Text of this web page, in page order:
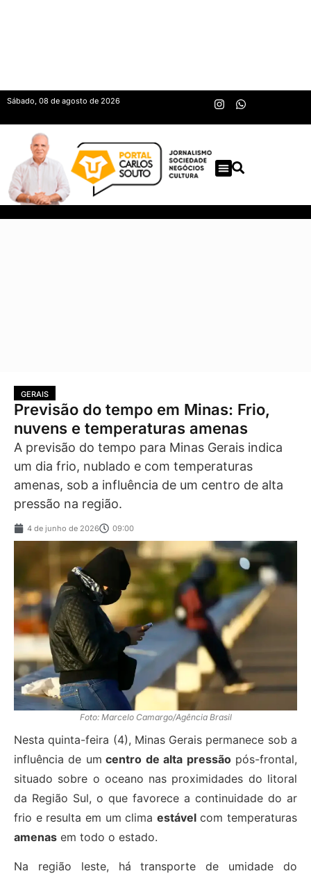
Sábado, 08 de agosto de 2026
GERAIS
Previsão do tempo em Minas: Frio,
nuvens e temperaturas amenas
A previsão do tempo para Minas Gerais indica
um dia frio, nublado e com temperaturas
amenas, sob a influência de um centro de alta
pressão na região.
4 de junho de 2026 09:00
Foto: Marcelo Camargo/Agência Brasil
Nesta quinta-feira (4), Minas Gerais permanece sob a
influência de um centro de alta pressãopós-frontal,
situado sobre o oceano nas proximidades do litoral
da Região Sul, o que favorece a continuidade do ar
frio e resulta em um clima estávelcom temperaturas
amenas em todo o estado.
Na região leste, há transporte de umidade do